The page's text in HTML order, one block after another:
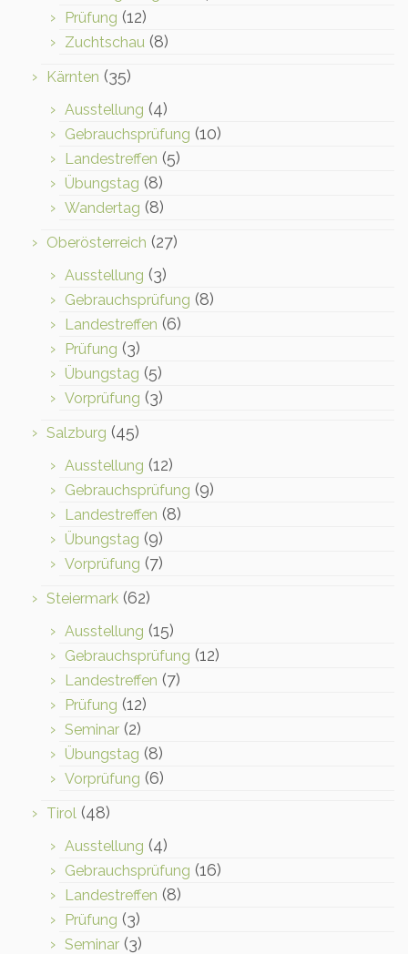
Prüfung (12)
Zuchtschau (8)
Kärnten (35)
Ausstellung (4)
Gebrauchsprüfung (10)
Landestreffen (5)
Übungstag (8)
Wandertag (8)
Oberösterreich (27)
Ausstellung (3)
Gebrauchsprüfung (8)
Landestreffen (6)
Prüfung (3)
Übungstag (5)
Vorprüfung (3)
Salzburg (45)
Ausstellung (12)
Gebrauchsprüfung (9)
Landestreffen (8)
Übungstag (9)
Vorprüfung (7)
Steiermark (62)
Ausstellung (15)
Gebrauchsprüfung (12)
Landestreffen (7)
Prüfung (12)
Seminar (2)
Übungstag (8)
Vorprüfung (6)
Tirol (48)
Ausstellung (4)
Gebrauchsprüfung (16)
Landestreffen (8)
Prüfung (3)
Seminar (3)